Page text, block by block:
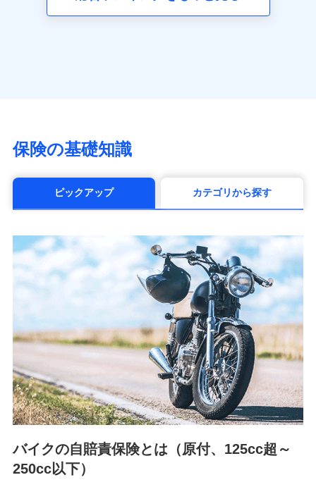
（https://www.axa.co.jp/）
第一ネオ生命保険株式会社
（https://neofirst.co.jp/）
life.co.jp）
太陽生命保険株式会社（https://www.taiyo-
（https://www.zurichlife.co.jp/）
東京海上日動あんしん生命保険株式会社
（https://www.tmn-anshin.co.jp/）
なないろ生命保険株式会社
（https://www.nanairolife.co.jp/）
日本生命保険相互会社
（https://www.nissay.co.jp）
はなさく生命保険株式会社
（https://www.life8739.co.jp/）
マニュライフ生命保険株式会社
（https://www.manulife.co.jp/）
三井住友海上あいおい生命保険株式会社
メットライフ生命株式会社
(https://www.metlife.co.jp/)
メディケア生命保険株式会社
保険の基礎知識
ピックアップ カテゴリから探す
バイクの自賠責保険とは（原付、125cc超～
250cc以下）